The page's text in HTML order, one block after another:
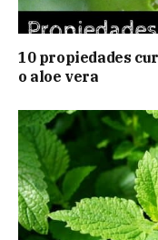
10 propiedades
o aloe vera